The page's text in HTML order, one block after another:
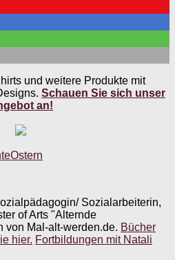
und weitere Produkte mit
Schauen Sie sich unser
an!
Ostern
Sozialarbeiterin,
of Arts "Alternde
von Mal-alt-werden.de. Bücher
hier. Fortbildungen mit Natali